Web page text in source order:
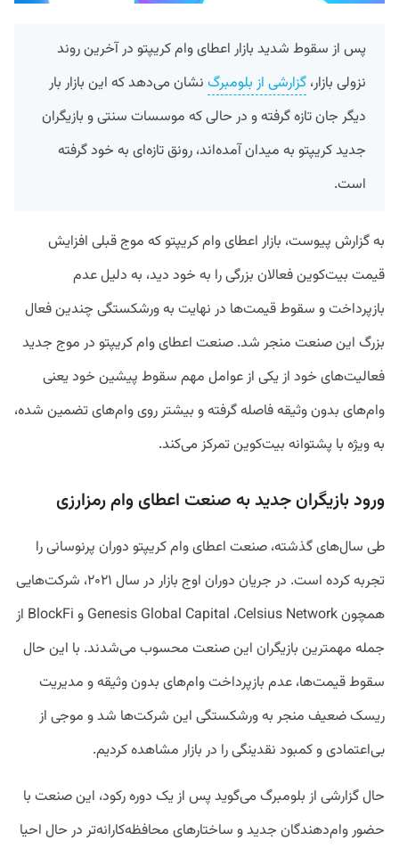
پس از سقوط شدید بازار اعطای وام کریپتو در آخرین روند
نزولی بازار، گزارشی از بلومبرگ نشان می‌دهد که این بازار بار
دیگر جان تازه گرفته و در حالی که موسسات سنتی و بازیگران
جدید کریپتو به میدان آمده‌اند، رونق تازه‌ای به خود گرفته
است.
به گزارش پیوست، بازار اعطای وام کریپتو که موج قبلی افزایش
قیمت بیت‌کوین فعالان بزرگی را به خود دید، به دلیل عدم
بازپرداخت و سقوط قیمت‌ها در نهایت به ورشکستگی چندین فعال
بزرگ این صنعت منجر شد. صنعت اعطای وام کریپتو در موج جدید
فعالیت‌های خود از یکی از عوامل مهم سقوط پیشین خود یعنی
وام‌های بدون وثیقه فاصله گرفته و بیشتر روی وام‌های تضمین شده،
به ویژه با پشتوانه بیت‌کوین تمرکز می‌کند.
ورود بازیگران جدید به صنعت اعطای وام رمزارزی
طی سال‌های گذشته، صنعت اعطای وام کریپتو دوران پرنوسانی را
تجربه کرده است. در جریان دوران اوج بازار در سال ۲۰۲۱، شرکت‌هایی
همچون Genesis Global Capital ،Celsius Network و BlockFi از
جمله مهمترین بازیگران این صنعت محسوب می‌شدند. با این حال
سقوط قیمت‌ها، عدم بازپرداخت وام‌های بدون وثیقه و مدیریت
ریسک ضعیف منجر به ورشکستگی این شرکت‌ها شد و موجی از
بی‌اعتمادی و کمبود نقدینگی را در بازار مشاهده کردیم.
حال گزارشی از بلومبرگ می‌گوید پس از یک دوره رکود، این صنعت با
حضور وام‌دهندگان جدید و ساختارهای محافظه‌کارانه‌تر در حال احیا